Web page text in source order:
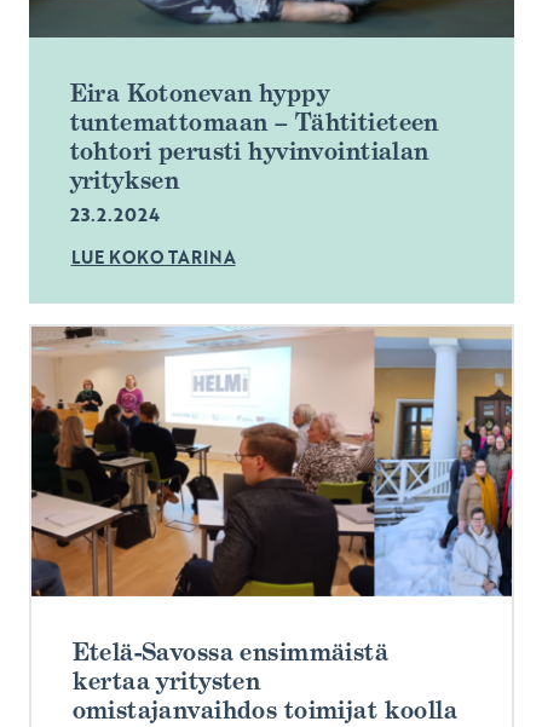
Eira Kotonevan hyppy
tuntemattomaan – Tähtitieteen
tohtori perusti hyvinvointialan
yrityksen
23.2.2024
LUE KOKO TARINA
Etelä-Savossa ensimmäistä
kertaa yritysten
omistajanvaihdos toimijat koolla